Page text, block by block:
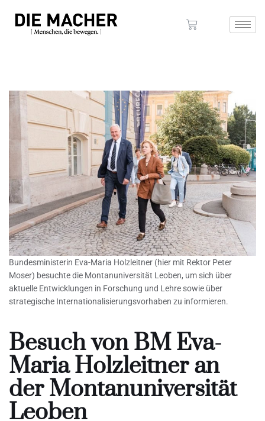
Bundesministerin Eva-Maria Holzleitner (hier mit Rektor Peter
Moser) besuchte die Montanuniversität Leoben, um sich über
aktuelle Entwicklungen in Forschung und Lehre sowie über
strategische Internationalisierungsvorhaben zu informieren.
Besuch von BM Eva-
Maria Holzleitner an
der Montanuniversität
Leoben